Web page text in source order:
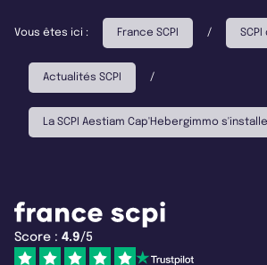
Vous êtes ici : France SCPI /
Actualités SCPI /
La SCPI Aestiam Cap'Hebergimmo
Score : 4.9/5